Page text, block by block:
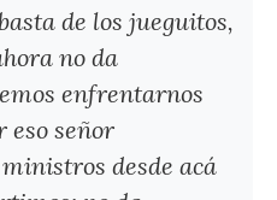
de los jueguitos,
no da
enfrentarnos
eso señor
desde acá